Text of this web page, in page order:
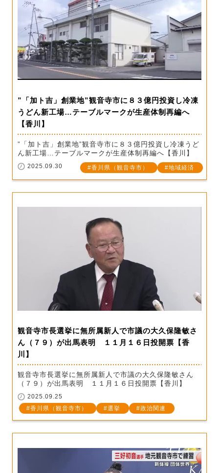
”「加ト吉」創業地”観音寺市に８３億円投資し冷凍
うどん新工場…テーブルマークが生産体制再編へ
【香川】
”「加ト吉」創業地”観音寺市に８３億円投資し冷凍うど
ん新工場…テーブルマークが生産体制再編へ【香川】
2025.09.30 香川県（観音寺市） 地域経済
観音寺市長選挙に無所属新人で市議の大久保隆敏さ
ん（７９）が出馬表明 １１月１６日投開票【香
川】
観音寺市長選挙に無所属新人で市議の大久保隆敏さん
（７９）が出馬表明 １１月１６日投開票【香川】
2025.09.25
香川県（観音寺市）
選挙 政治関連